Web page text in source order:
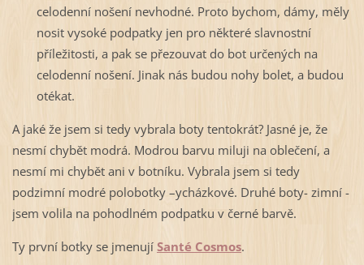
celodenní nošení nevhodné. Proto bychom, dámy, měly
nosit vysoké podpatky jen pro některé slavnostní
příležitosti, a pak se přezouvat do bot určených na
celodenní nošení. Jinak nás budou nohy bolet, a budou
otékat.
A jaké že jsem si tedy vybrala boty tentokrát? Jasné je, že
nesmí chybět modrá. Modrou barvu miluji na oblečení, a
nesmí mi chybět ani v botníku. Vybrala jsem si tedy
podzimní modré polobotky –ycházkové. Druhé boty- zimní -
jsem volila na pohodlném podpatku v černé barvě.
Ty první botky se jmenují Santé Cosmos.